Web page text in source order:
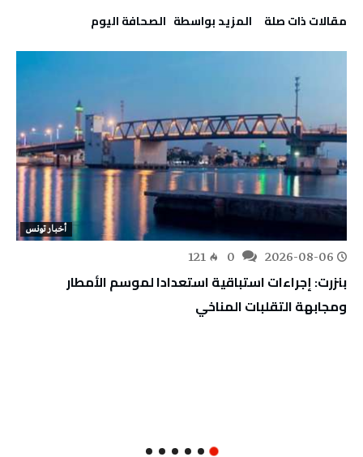
‫مقالات ذات صلة‬ ‫‫المزيد بواسطة‬ ‬ ‭ ‬الصحافة‭ ‬اليوم
أخبار تونس
2026-08-06
121
بنزرت: إجراءات استباقية استعدادا لموسم الأمطار
ومجابهة التقلبات المناخي